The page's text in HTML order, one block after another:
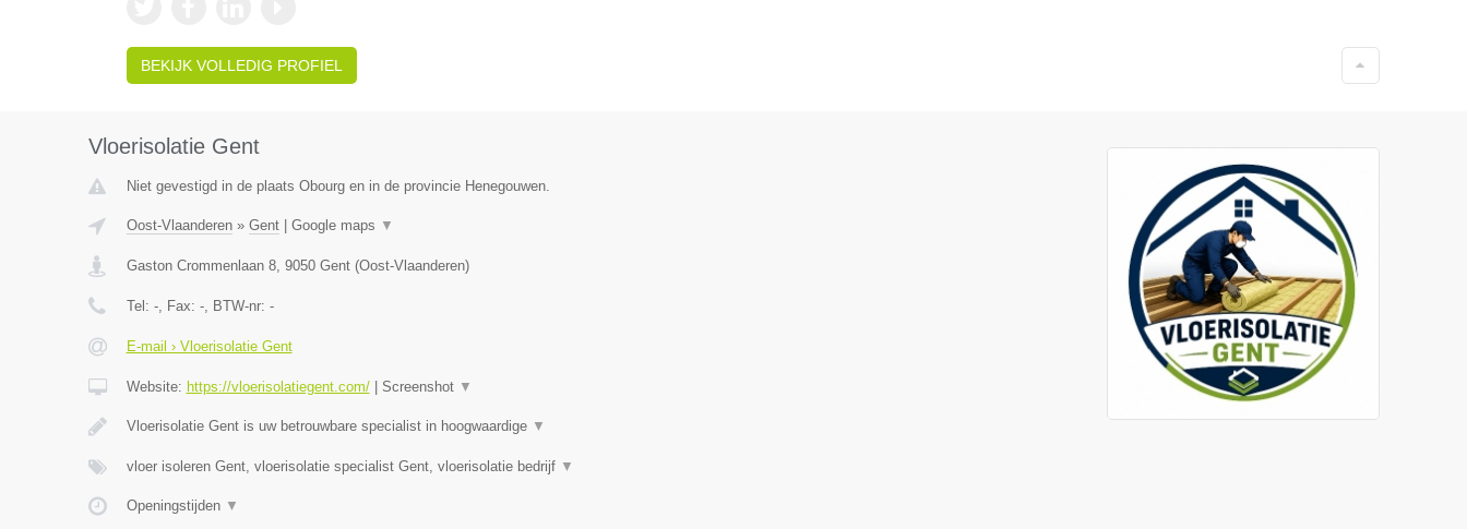
BEKIJK VOLLEDIG PROFIEL
Vloerisolatie Gent
Niet gevestigd in de plaats Obourg en in de provincie Henegouwen.
Oost-Vlaanderen» Gent| Google maps ▼
Gaston Crommenlaan 8, 9050 Gent(Oost-Vlaanderen)
Tel: -, Fax: -, BTW-nr: -
E-mail › Vloerisolatie Gent
Website: https://vloerisolatiegent.com/| Screenshot ▼
Vloerisolatie Gent is uw betrouwbare specialist in hoogwaardige ▼
vloer isoleren Gent, vloerisolatie specialist Gent, vloerisolatie bedrijf ▼
Openingstijden ▼